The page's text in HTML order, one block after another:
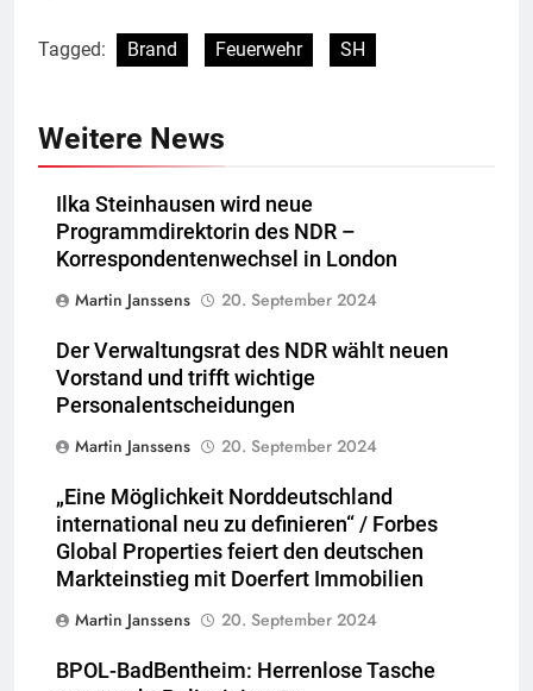
Tagged: Brand Feuerwehr SH
Weitere News
Ilka Steinhausen wird neue
Programmdirektorin des NDR –
Korrespondentenwechsel in London
Martin Janssens
20. September 2024
Der Verwaltungsrat des NDR wählt neuen
Vorstand und trifft wichtige
Personalentscheidungen
Martin Janssens
20. September 2024
„Eine Möglichkeit Norddeutschland
international neu zu definieren“ / Forbes
Global Properties feiert den deutschen
Markteinstieg mit Doerfert Immobilien
Martin Janssens
20. September 2024
BPOL-BadBentheim: Herrenlose Tasche